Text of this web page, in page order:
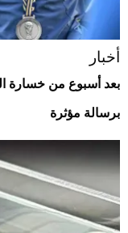
أخبار
بعد أسبوع من خسارة
برسالة مؤثرة